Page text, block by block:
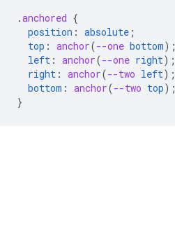
.anchored {
position : absolute ;
top : anchor(--one bottom);
left : anchor(--one right);
right : anchor(--two left);
bottom : anchor(--two top);
}